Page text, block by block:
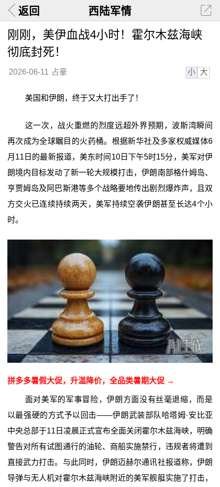
返回 西陆军情
刚刚，美伊血战4小时！霍尔木兹海峡
彻底封死！
2026-06-11 占豪 小 大
美国和伊朗，终于又大打出手了！
这一次，战火重燃的烈度远超外界预期，波斯湾瞬间
再次成为全球瞩目的火药桶。根据新华社及多家权威媒体6
月11日的最新报道，美东时间10日下午5时15分，美军对伊
朗境内目标发动了新一轮大规模打击，伊朗南部格什姆岛、
亨贾姆岛及阿巴斯港等多个战略要地传出剧烈爆炸声，且双
方交火已连续持续两天，美军持续空袭伊朗甚至长达4个小
时。
拼多多暑假大促，升温降价，全品类暑期大促 →
面对美军的军事冒险，伊朗方面没有丝毫退缩，而是
以最强硬的方式予以回击——伊朗武装部队哈塔姆·安比亚
中央总部于11日凌晨正式宣布全面关闭霍尔木兹海峡，明确
警告对所有试图通行的油轮、商船实施禁行，违规者将遭到
直接武力打击。与此同时，伊朗迈赫尔通讯社报道称，伊朗
导弹与无人机对霍尔木兹海峡附近的美军舰艇实施了打击，